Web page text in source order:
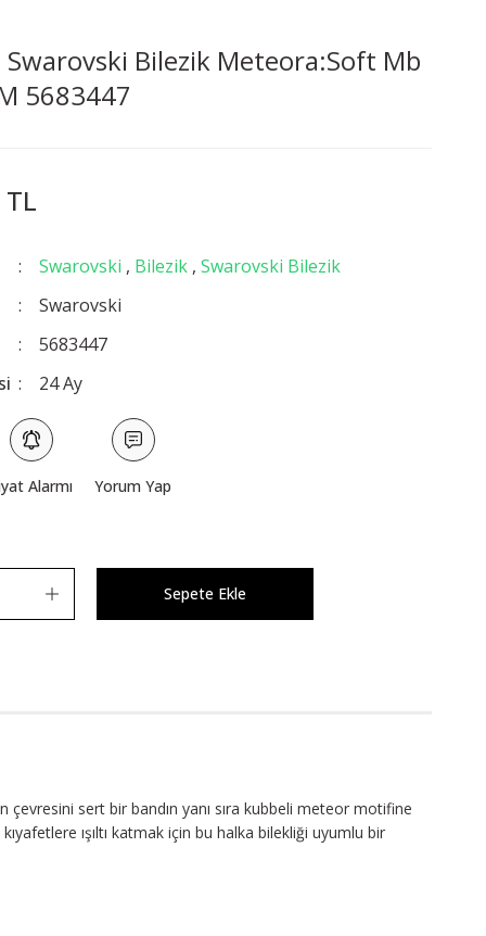
Bilezik Meteora:Soft Mb
5683447
Swarovski , Bilezik , Swarovski Bilezik
Swarovski
5683447
24 Ay
Alarmı Yorum Yap
Sepete Ekle
çevresini sert bir bandın yanı sıra kubbeli meteor motifine
ışıltı katmak için bu halka bilekliği uyumlu bir